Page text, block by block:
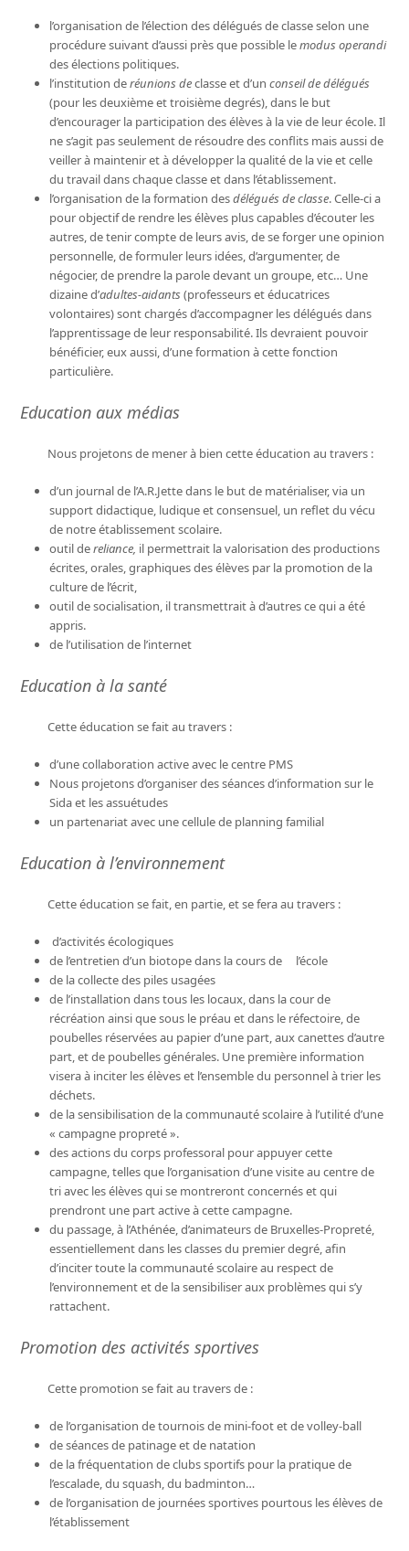
l’organisation de l’élection des délégués de classe selon une
procédure suivant d’aussi près que possible lemodus operandi
des élections politiques.
l’institution deréunions declasse et d’unconseil de délégués
(pour les deuxième et troisième degrés), dans le but
d’encourager la participation des élèves à la vie de leur école. Il
ne s’agit pas seulement de résoudre des conflits mais aussi de
veiller à maintenir et à développer la qualité de la vie et celle
du travail dans chaque classe et dans l’établissement.
l’organisation de la formation desdélégués declasse. Celle-ci a
pour objectif de rendre les élèves plus capables d’écouter les
autres, de tenir compte de leurs avis, de se forger une opinion
personnelle, de formuler leurs idées, d’argumenter, de
négocier, de prendre la parole devant un groupe, etc… Une
dizaine d’adultes-aidants(professeurs et éducatrices
volontaires) sont chargés d’accompagner les délégués dans
l’apprentissage de leur responsabilité. Ils devraient pouvoir
bénéficier, eux aussi, d’une formation à cette fonction
particulière.
Education aux médias
Nous projetons de mener à bien cette éducation au travers :
d’un journal de l’A.R.Jette dans le but de matérialiser, via un
support didactique, ludique et consensuel, un reflet du vécu
de notre établissement scolaire.
outil dereliance, il permettrait la valorisation des productions
écrites, orales, graphiques des élèves par la promotion de la
culture de l’écrit,
outil de socialisation, il transmettrait à d’autres ce qui a été
appris.
de l’utilisation de l’internet
Education à la santé
Cette éducation se fait au travers :
d’une collaboration active avec le centre PMS
Nous projetons d’organiser des séances d’information sur le
Sida et les assuétudes
un partenariat avec une cellule de planning familial
Education à l’environnement
Cette éducation se fait, en partie, et se fera au travers :
d’activités écologiques
de l’entretien d’un biotope dans la cours de l’école
de la collecte des piles usagées
de l’installation dans tous les locaux, dans la cour de
récréation ainsi que sous le préau et dans le réfectoire, de
poubelles réservées au papier d’une part, aux canettes d’autre
part, et de poubelles générales. Une première information
visera à inciter les élèves et l’ensemble du personnel à trier les
déchets.
de la sensibilisation de la communauté scolaire à l’utilité d’une
« campagne propreté ».
des actions du corps professoral pour appuyer cette
campagne, telles que l’organisation d’une visite au centre de
tri avec les élèves qui se montreront concernés et qui
prendront une part active à cette campagne.
du passage, à l’Athénée, d’animateurs de Bruxelles-Propreté,
essentiellement dans les classes du premier degré, afin
d’inciter toute la communauté scolaire au respect de
l’environnement et de la sensibiliser aux problèmes qui s’y
rattachent.
Promotion des activités sportives
Cette promotion se fait au travers de :
de l’organisation de tournois de mini-foot et de volley-ball
de séances de patinage et de natation
de la fréquentation de clubs sportifs pour la pratique de
l’escalade, du squash, du badminton…
de l’organisation de journées sportives pourtous les élèves de
l’établissement